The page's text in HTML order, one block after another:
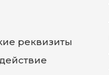
реквизиты